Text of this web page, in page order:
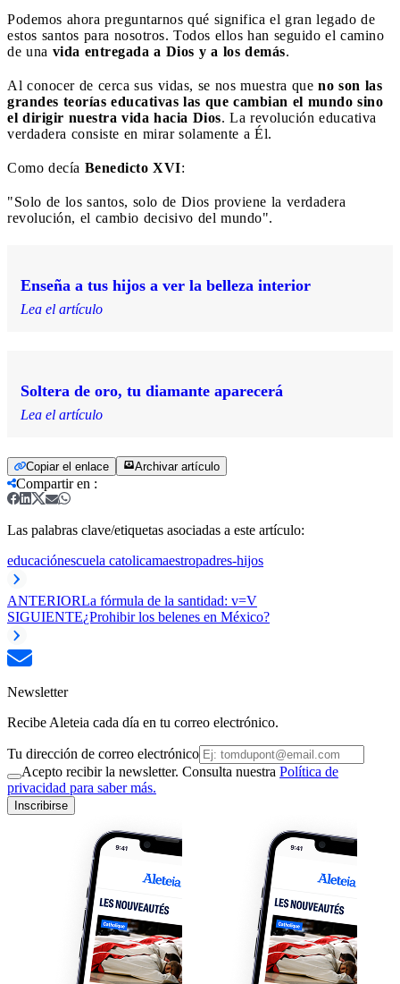
Podemos ahora preguntarnos qué significa el gran legado de
estos santos para nosotros. Todos ellos han seguido el camino
de una vida entregada a Dios y a los demás.
Al conocer de cerca sus vidas, se nos muestra que no son las
grandes teorías educativas las que cambian el mundo sino
el dirigir nuestra vida hacia Dios. La revolución educativa
verdadera consiste en mirar solamente a Él.
Como decía Benedicto XVI:
"Solo de los santos, solo de Dios proviene la verdadera
revolución, el cambio decisivo del mundo".
Enseña a tus hijos a ver la belleza interior
Lea el artículo
Soltera de oro, tu diamante aparecerá
Lea el artículo
Copiar el enlace Archivar artículo
Compartir en :
Las palabras clave/etiquetas asociadas a este artículo:
educaciónescuela catolicamaestropadres-hijos
ANTERIORLa fórmula de la santidad: v=V
SIGUIENTE¿Prohibir los belenes en México?
Newsletter
Recibe Aleteia cada día en tu correo electrónico.
Tu dirección de correo electrónico
Acepto recibir la newsletter. Consulta nuestra Política de
privacidad para saber más.
Inscribirse